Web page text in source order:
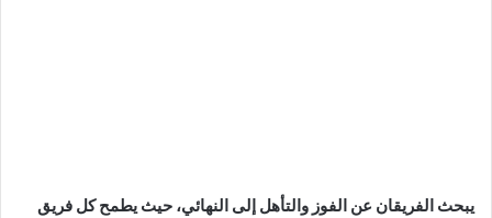
يبحث الفريقان عن الفوز والتأهل إلى النهائي، حيث يطمح كل فريق